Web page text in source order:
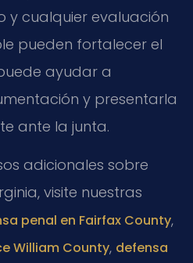
y cualquier evaluación
pueden fortalecer el
ayudar a
y presentarla
ante la junta.
adicionales sobre
visite nuestras
penal en Fairfax County,
William County, defensa